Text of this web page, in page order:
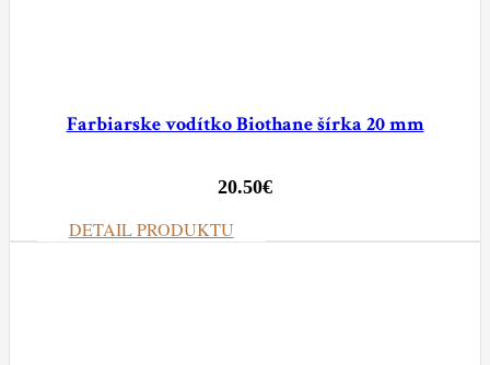
Farbiarske vodítko Biothane šírka 20 mm
20.50€
DETAIL PRODUKTU